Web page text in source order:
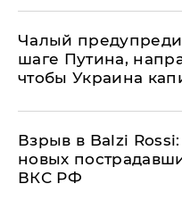
Чалый
шаге Путина,
чтобы Украина
Взрыв в Balzi
новых
ВКС РФ